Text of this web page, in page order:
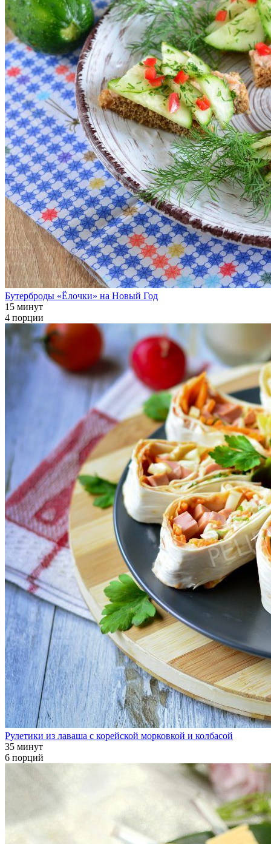
Бутерброды «Ёлочки» на Новый Год
15 минут
4 порции
Рулетики из лаваша с корейской морковкой и колбасой
35 минут
6 порций